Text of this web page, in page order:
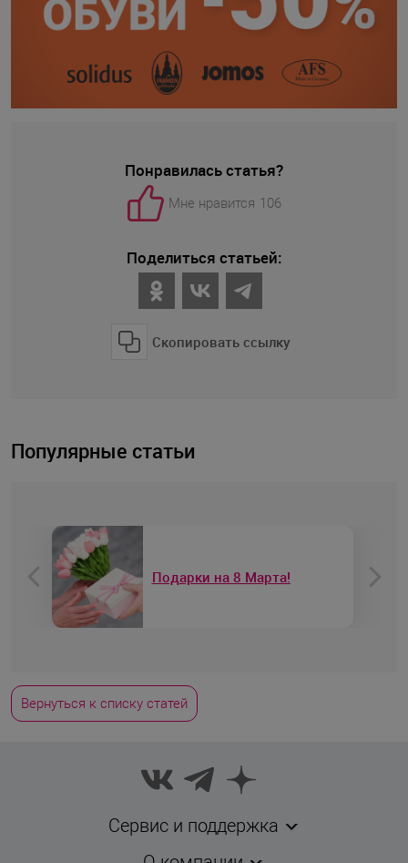
Понравилась статья?
Мне нравится 106
Поделиться статьей:
Скопировать ссылку
Популярные статьи
травмах в плечевом суставе
Вернуться к списку статей
Сервис и поддержка